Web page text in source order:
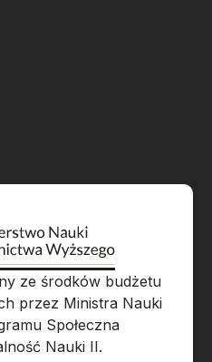
ze środków budżetu
przez Ministra Nauki
Społeczna
Nauki II.